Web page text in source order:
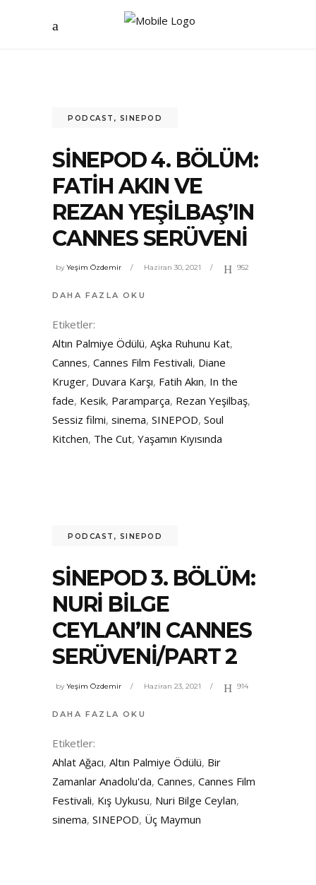
PODCAST , SINEPOD
SİNEPOD 4. BÖLÜM:
FATIH AKIN VE
REZAN YEŞILBAŞ’IN
CANNES SERÜVENİ
byYeşim Özdemir Haziran 30, 2021 952
DAHA FAZLA OKU
Etiketler:
Altın Palmiye Ödülü, Aşka Ruhunu Kat,
Cannes, Cannes Film Festivali, Diane
Kruger, Duvara Karşı, Fatih Akın, In the
fade, Kesik, Paramparça, Rezan Yeşilbaş,
Sessiz filmi, sinema, SINEPOD, Soul
Kitchen, The Cut, Yaşamın Kıyısında
PODCAST , SINEPOD
SINEPOD 3. BÖLÜM:
NURI BILGE
CEYLAN’IN CANNES
SERÜVENI/PART 2
byYeşim Özdemir Haziran 23, 2021 914
DAHA FAZLA OKU
Etiketler:
Ahlat Ağacı, Altın Palmiye Ödülü, Bir
Zamanlar Anadolu'da, Cannes, Cannes Film
Festivali, Kış Uykusu, Nuri Bilge Ceylan,
sinema, SINEPOD, Üç Maymun